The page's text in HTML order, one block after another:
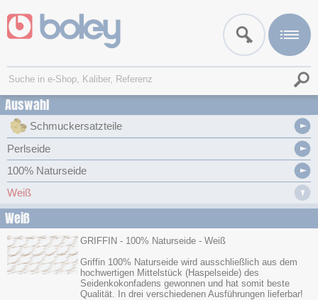
Auswahl
Schmuckersatzteile
Perlseide
100% Naturseide
Weiß
Weiß
GRIFFIN - 100% Naturseide - Weiß
Griffin 100% Naturseide wird ausschließlich aus dem
hochwertigen Mittelstück (Haspelseide) des
Seidenkokonfadens gewonnen und hat somit beste
Qualität. In drei verschiedenen Ausführungen lieferbar!